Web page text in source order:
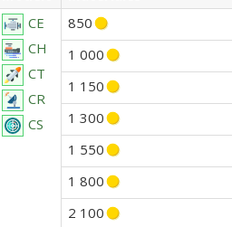
CE
CH
CT
CR
CS
850
1 000
1 150
1 300
1 550
1 800
2 100